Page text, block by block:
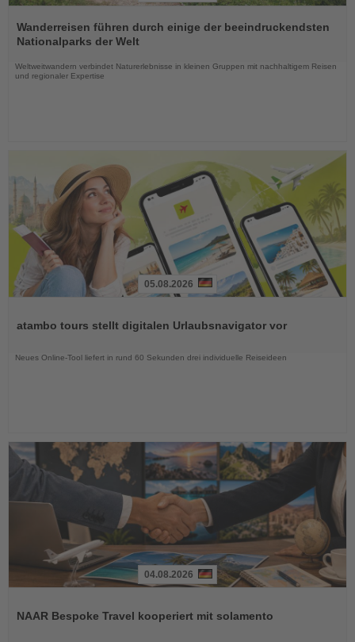
Sie
die
Nachrichten
Wanderreisen führen durch einige der beeindruckendsten
Nationalparks der Welt
Weltweitwandern verbindet Naturerlebnisse in kleinen Gruppen mit nachhaltigem Reisen
und regionaler Expertise
die
05.08.2026
atambo tours stellt digitalen Urlaubsnavigator vor
Neues Online-Tool liefert in rund 60 Sekunden drei individuelle Reiseideen
die
04.08.2026
NAAR Bespoke Travel kooperiert mit solamento